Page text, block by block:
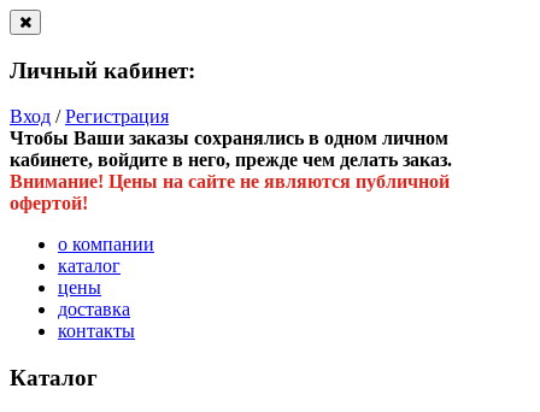
Личный кабинет:
Вход /Регистрация
Чтобы Ваши заказы сохранялись в одном личном
кабинете, войдите в него, прежде чем делать заказ.
Внимание! Цены на сайте не являются публичной
офертой!
о компании
каталог
цены
доставка
контакты
Каталог